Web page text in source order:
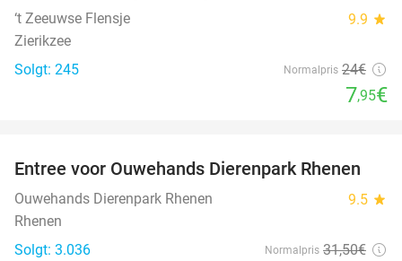
‘t Zeeuwse Flensje 9.9 star
Zierikzee
Solgt: 245
Normalpris 24€
7,95€
19%
Entree voor Ouwehands Dierenpark Rhenen
Ouwehands Dierenpark Rhenen 9.5 star
Rhenen
Solgt: 3.036
Normalpris 31,50€